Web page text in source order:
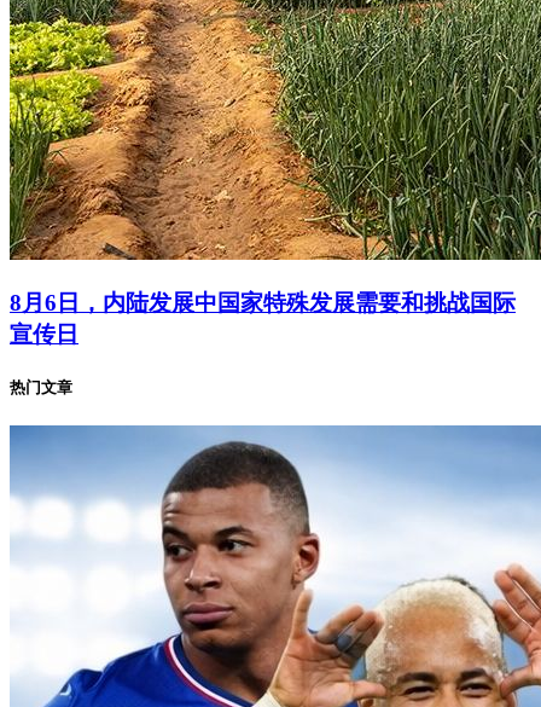
8月6日，内陆发展中国家特殊发展需要和挑战国际
宣传日
热门文章